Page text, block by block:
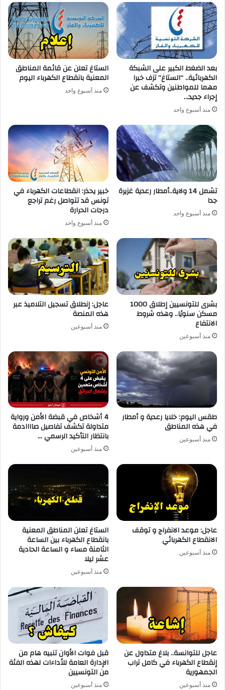
بعد الضغط الكبير على الشبكة
الكهربائية.. “الستاغ” تزف خبرا
مهما للمواطنين وتكشف عن
إجراء جديد…
منذ أسبوع واحد
الستاغ تعلن عن قائمة المناطق
المعنية بانقطاع الكهرباء اليوم
منذ أسبوع واحد
تشمل 14 ولاية..أمطار رعدية غزيرة
جدا
منذ أسبوع واحد
خبير يحذر: انقطاعات الكهرباء في
تونس قد تتواصل رغم تراجع
درجات الحرارة
منذ أسبوع واحد
بشرى للتونسيين إطلاق 1000
مسكن سنويًا.. وهذه شروط
الانتفاع
منذ أسبوعين
عاجل: إنطلاق تسجيل التلاميذ عبر
هذه المنصة
منذ أسبوعين
طقس اليوم: خلايا رعدية و أمطار
في هذه المناطق
منذ أسبوعين
4 أشخاص في قبضة الأمن ورواية
متداولة تكشف تفاصيل صاااادمة
بانتظار التأكيد الرسمي …
منذ أسبوعين
عاجل: موعد الانفراج و توقف
الانقطاع الكهربائي
منذ أسبوعين
الستاغ تعلن المناطق المعنية
بانقطاع الكهرباء بين الساعة
الثامنة مساء و الساعة الحادية
عشر ليلا
منذ أسبوعين
عاجل للتوانسة.. بلاغ متداول عن
إنقطاع الكهرباء في كامل تراب
الجمهورية
منذ أسبوعين
قبل فوات الأوان تنبيه هام من
الإدارة العامة للأداءات لهذه الفئة
من التونسيين
منذ أسبوعين